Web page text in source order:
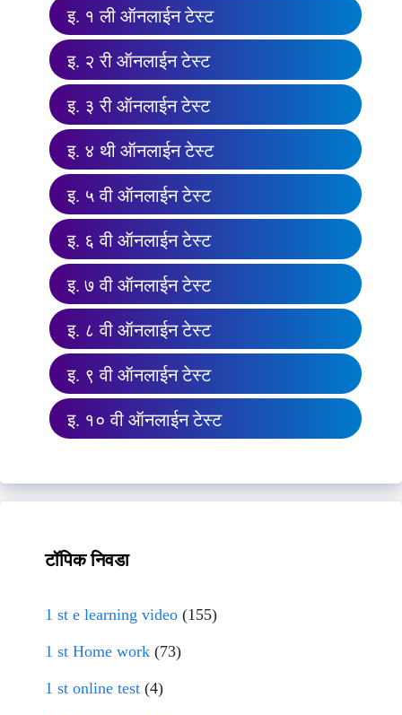
इ. १ ली ऑनलाईन टेस्ट
इ. २ री ऑनलाईन टेस्ट
इ. ३ री ऑनलाईन टेस्ट
इ. ४ थी ऑनलाईन टेस्ट
इ. ५ वी ऑनलाईन टेस्ट
इ. ६ वी ऑनलाईन टेस्ट
इ. ७ वी ऑनलाईन टेस्ट
इ. ८ वी ऑनलाईन टेस्ट
इ. ९ वी ऑनलाईन टेस्ट
इ. १० वी ऑनलाईन टेस्ट
टॉपिक निवडा
1 st e learning video (155)
1 st Home work (73)
1 st online test (4)